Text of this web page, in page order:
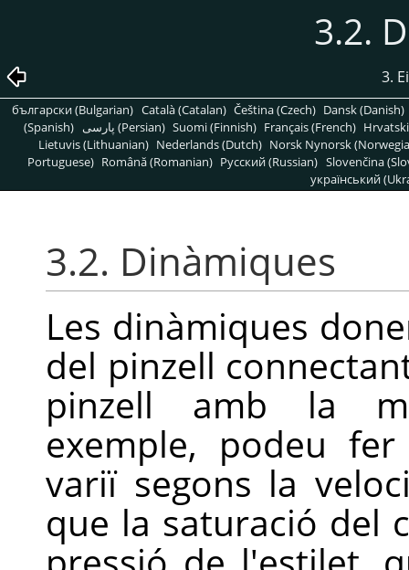
3.2.
3.
български (Bulgarian) Català (Catalan) Čeština (Czech) Dansk (Danish)
(Spanish)
پارسی (Persian) Suomi (Finnish) Français (French)
Lietuvis (Lithuanian) Nederlands (Dutch) Norsk Nynorsk
Portuguese) Română (Romanian) Pусский (Russian) Slovenčina
український
3.2. Dinàmiques
Les dinàmiques
del pinzell
pinzell amb la
exemple, podeu
variï segons la
que la saturació del